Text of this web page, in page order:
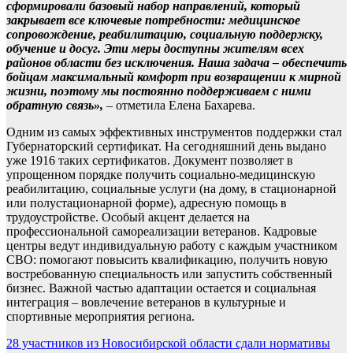
сформировали базовый набор направлений, который
закрывает все ключевые потребности: медицинское
сопровождение, реабилитацию, социальную поддержку,
обучение и досуг. Эти меры доступны жителям всех
районов области без исключения. Наша задача – обеспечить
бойцам максимальный комфорт при возвращении к мирной
жизни, поэтому мы постоянно поддерживаем с ними
обратную связь», – отметила Елена Бахарева.
Одним из самых эффективных инструментов поддержки стал
Губернаторский сертификат. На сегодняшний день выдано
уже 1916 таких сертификатов. Документ позволяет в
упрощенном порядке получить социально-медицинскую
реабилитацию, социальные услуги (на дому, в стационарной
или полустационарной форме), адресную помощь в
трудоустройстве. Особый акцент делается на
профессиональной самореализации ветеранов. Кадровые
центры ведут индивидуальную работу с каждым участником
СВО: помогают повысить квалификацию, получить новую
востребованную специальность или запустить собственный
бизнес. Важной частью адаптации остается и социальная
интеграция – вовлечение ветеранов в культурные и
спортивные мероприятия региона.
Навигация
28 участников из Новосибирской области сдали нормативы